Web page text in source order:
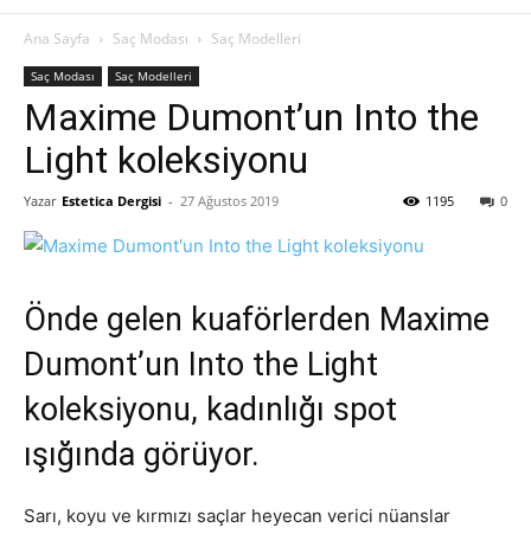
Ana Sayfa Saç Modası Saç Modelleri
Saç Modası Saç Modelleri
Maxime Dumont’un Into the
Light koleksiyonu
Yazar Estetica Dergisi - 27 Ağustos 2019 0
1195
Önde gelen kuaförlerden Maxime
Dumont’un Into the Light
koleksiyonu, kadınlığı spot
ışığında görüyor.
Sarı, koyu ve kırmızı saçlar heyecan verici nüanslar